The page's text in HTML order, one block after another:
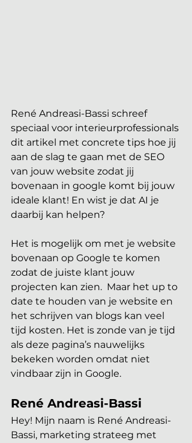
René Andreasi-Bassi schreef
speciaal voor interieurprofessionals
dit artikel met concrete tips hoe jij
aan de slag te gaan met de SEO
van jouw website zodat jij
bovenaan in google komt bij jouw
ideale klant! En wist je dat AI je
daarbij kan helpen?
Het is mogelijk om met je website
bovenaan op Google te komen
zodat de juiste klant jouw
projecten kan zien.  Maar het up to
date te houden van je website en
het schrijven van blogs kan veel
tijd kosten. Het is zonde van je tijd
als deze pagina’s nauwelijks
bekeken worden omdat niet
vindbaar zijn in Google.
René Andreasi-Bassi
Hey! Mijn naam is René Andreasi-
Bassi, marketing strateeg met